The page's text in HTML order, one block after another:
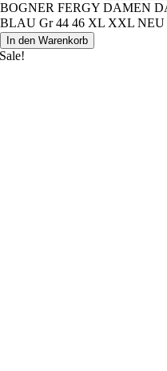
BOGNER FERGY DAMEN
BLAU Gr 44 46 XL XXL NEU
In den Warenkorb
Sale!